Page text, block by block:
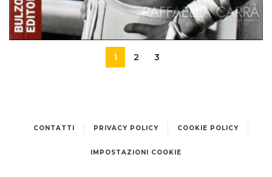
Raffaella Carrà. Cinquant’anni di desiderio
1 2 3
CONTATTI PRIVACY POLICY COOKIE POLICY
IMPOSTAZIONI COOKIE